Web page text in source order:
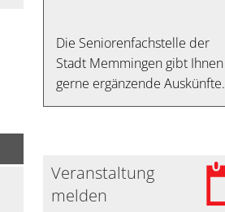
Die Seniorenfachstelle der
Stadt Memmingen gibt Ihnen
gerne ergänzende Auskünfte.
Veranstaltung
melden